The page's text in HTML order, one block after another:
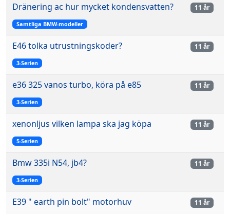
Dränering ac hur mycket kondensvatten?
Samtliga BMW-modeller
11 år
E46 tolka utrustningskoder?
3-Serien
11 år
e36 325 vanos turbo, köra på e85
3-Serien
11 år
xenonljus vilken lampa ska jag köpa
5-Serien
11 år
Bmw 335i N54, jb4?
3-Serien
11 år
E39 " earth pin bolt" motorhuv 11 år